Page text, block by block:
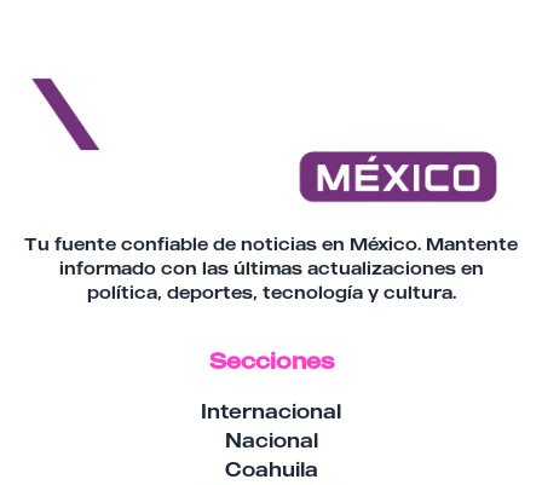
Tu fuente confiable de noticias en México. Mantente
informado con las últimas actualizaciones en
política, deportes, tecnología y cultura.
Secciones
Internacional
Nacional
Coahuila